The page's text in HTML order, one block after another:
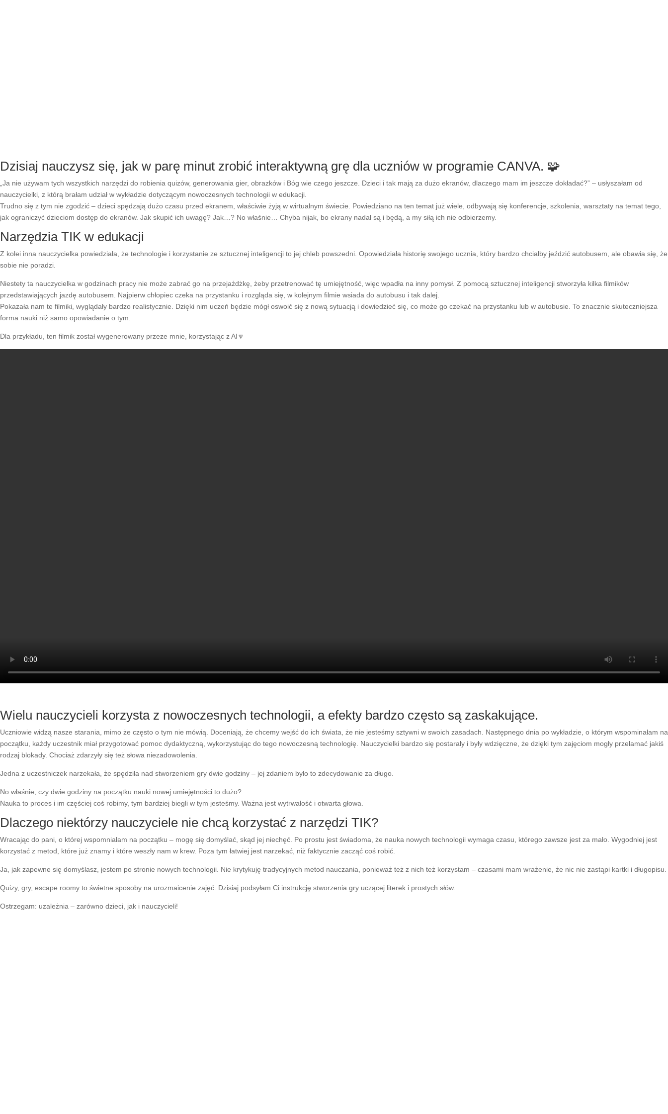
Dzisiaj nauczysz się, jak w parę minut zrobić interaktywną grę dla uczniów w programie CANVA. 🧩
„Ja nie używam tych wszystkich narzędzi do robienia quizów, generowania gier, obrazków i Bóg wie czego jeszcze. Dzieci i tak mają za dużo ekranów, dlaczego mam im jeszcze dokładać?” – usłyszałam od
nauczycielki, z którą brałam udział w wykładzie dotyczącym nowoczesnych technologii w edukacji.
Trudno się z tym nie zgodzić – dzieci spędzają dużo czasu przed ekranem, właściwie żyją w wirtualnym świecie. Powiedziano na ten temat już wiele, odbywają się konferencje, szkolenia, warsztaty na temat tego,
jak ograniczyć dzieciom dostęp do ekranów. Jak skupić ich uwagę? Jak…? No właśnie… Chyba nijak, bo ekrany nadal są i będą, a my siłą ich nie odbierzemy.
Narzędzia TIK w edukacji
Z kolei inna nauczycielka powiedziała, że technologie i korzystanie ze sztucznej inteligencji to jej chleb powszedni. Opowiedziała historię swojego ucznia, który bardzo chciałby jeździć autobusem, ale obawia się, że
sobie nie poradzi.
Niestety ta nauczycielka w godzinach pracy nie może zabrać go na przejażdżkę, żeby przetrenować tę umiejętność, więc wpadła na inny pomysł. Z pomocą sztucznej inteligencji stworzyła kilka filmików
przedstawiających jazdę autobusem. Najpierw chłopiec czeka na przystanku i rozgląda się, w kolejnym filmie wsiada do autobusu i tak dalej.
Pokazała nam te filmiki, wyglądały bardzo realistycznie. Dzięki nim uczeń będzie mógł oswoić się z nową sytuacją i dowiedzieć się, co może go czekać na przystanku lub w autobusie. To znacznie skuteczniejsza
forma nauki niż samo opowiadanie o tym.
Dla przykładu, ten filmik został wygenerowany przeze mnie, korzystając z AI🔽
Wielu nauczycieli korzysta z nowoczesnych technologii, a efekty bardzo często są zaskakujące.
Uczniowie widzą nasze starania, mimo że często o tym nie mówią. Doceniają, że chcemy wejść do ich świata, że nie jesteśmy sztywni w swoich zasadach. Następnego dnia po wykładzie, o którym wspominałam na
początku, każdy uczestnik miał przygotować pomoc dydaktyczną, wykorzystując do tego nowoczesną technologię. Nauczycielki bardzo się postarały i były wdzięczne, że dzięki tym zajęciom mogły przełamać jakiś
rodzaj blokady. Chociaż zdarzyły się też słowa niezadowolenia.
Jedna z uczestniczek narzekała, że spędziła nad stworzeniem gry dwie godziny – jej zdaniem było to zdecydowanie za długo.
No właśnie, czy dwie godziny na początku nauki nowej umiejętności to dużo?
Nauka to proces i im częściej coś robimy, tym bardziej biegli w tym jesteśmy. Ważna jest wytrwałość i otwarta głowa.
Dlaczego niektórzy nauczyciele nie chcą korzystać z narzędzi TIK?
Wracając do pani, o której wspomniałam na początku – mogę się domyślać, skąd jej niechęć. Po prostu jest świadoma, że nauka nowych technologii wymaga czasu, którego zawsze jest za mało. Wygodniej jest
korzystać z metod, które już znamy i które weszły nam w krew. Poza tym łatwiej jest narzekać, niż faktycznie zacząć coś robić.
Ja, jak zapewne się domyślasz, jestem po stronie nowych technologii. Nie krytykuję tradycyjnych metod nauczania, ponieważ też z nich też korzystam – czasami mam wrażenie, że nic nie zastąpi kartki i długopisu.
Quizy, gry, escape roomy to świetne sposoby na urozmaicenie zajęć. Dzisiaj podsyłam Ci instrukcję stworzenia gry uczącej literek i prostych słów.
Ostrzegam: uzależnia – zarówno dzieci, jak i nauczycieli!